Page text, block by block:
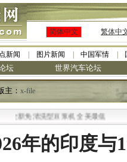
简体中文 繁体中
新闻 图片新闻 中国军情
坛 世界汽车论坛
主： x-file
型豆浆机 全美最低
年的印度与